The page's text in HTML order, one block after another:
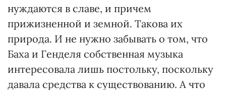
нуждаются в славе, и причем
прижизненной и земной. Такова их
природа. И не нужно забывать о том, что
Баха и Генделя собственная музыка
интересовала лишь постольку, поскольку
давала средства к существованию. А что